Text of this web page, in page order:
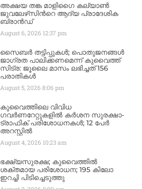
അക്ഷയ തങ്ക മാളിഗൈ കല്യാണ്‍
ജുവലേഴ്‌സിന്‍റെ ആദ്യ പ്രാദേശിക
ബ്രാന്‍ഡ്
August 6, 2026 12:37 pm
സൈബർ തട്ടിപ്പുകൾ; പൊതുജനങ്ങൾ
ജാഗ്രത പാലിക്കണമെന്ന് കുവൈത്ത്
സിട്ര: ജൂലൈ മാസം ലഭിച്ചത് 156
പരാതികൾ
August 5, 20268:06 pm
കുവൈത്തിലെ വിവിധ
ഗവർണറേറ്റുകളിൽ കർശന സുരക്ഷാ-
ട്രാഫിക് പരിശോധനകൾ; 12 പേർ
അറസ്റ്റിൽ
August 4, 2026 10:23 am
ഭക്ഷ്യസുരക്ഷ; കുവൈത്തിൽ
ശക്തമായ പരിശോധന; 195 കിലോ
ഇറച്ചി പിടിച്ചെടുത്തു